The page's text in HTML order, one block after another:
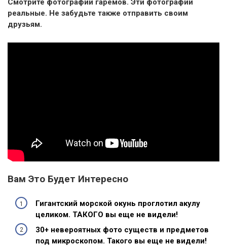
Смотрите фотографии гаремов. Эти фотографии
реальные. Не забудьте также отправить своим
друзьям.
Вам Это Будет Интересно
Гигантский морской окунь проглотил акулу
целиком. ТАКОГО вы еще не видели!
30+ невероятных фото существ и предметов
под микроскопом. Такого вы еще не видели!